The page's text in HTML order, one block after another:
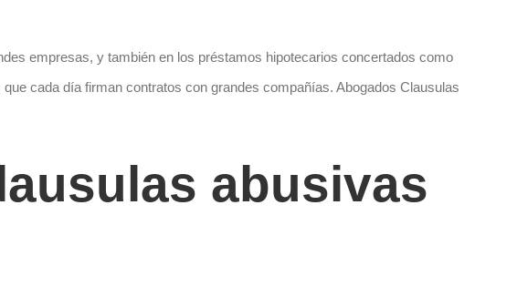
empresas, y también en los préstamos hipotecarios concertados como
cada día firman contratos con grandes compañías. Abogados Clausulas
abusivas